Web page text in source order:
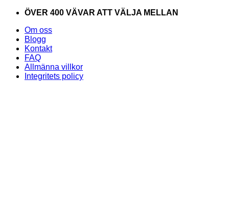
Skip
content
ÖVER 400 VÄVAR ATT VÄLJA MELLAN
Om oss
Blogg
Kontakt
FAQ
Allmänna villkor
Integritets policy